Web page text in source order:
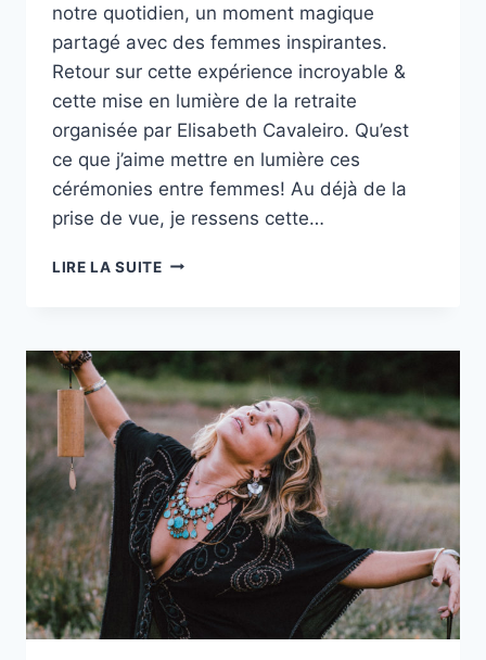
notre quotidien, un moment magique
partagé avec des femmes inspirantes.
Retour sur cette expérience incroyable &
cette mise en lumière de la retraite
organisée par Elisabeth Cavaleiro. Qu’est
ce que j’aime mettre en lumière ces
cérémonies entre femmes! Au déjà de la
prise de vue, je ressens cette…
LIRE LA SUITEREPORTAGE
2023
BROCÉLIANCE